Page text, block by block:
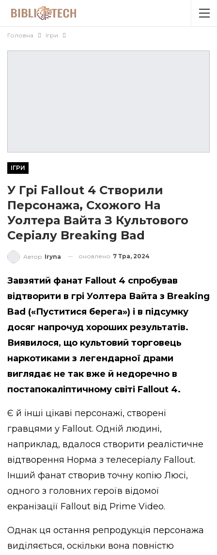
Головна Ігри
ІГРИ
У Грі Fallout 4 Створили
Персонажа, Схожого На
Уолтера Вайта З Культового
Серіалу Breaking Bad
Автор Iryna оновлено 7 Тра, 2024
Завзятий фанат Fallout 4 спробував
відтворити в грі Уолтера Вайта з Breaking
Bad («Пуститися берега») і в підсумку
досяг напрочуд хороших результатів.
Виявилося, що культовий торговець
наркотиками з легендарної драми
виглядає не так вже й недоречно в
постапокаліптичному світі Fallout 4.
Є й інші цікаві персонажі, створені
гравцями у Fallout. Одній людині,
наприклад, вдалося створити реалістичне
відтворення Норма з телесеріалу Fallout.
Інший фанат створив точну копію Люсі,
одного з головних героїв відомої
екранізації Fallout від Prime Video.
Однак ця остання репродукція персонажа
виділяється, оскільки вона повністю